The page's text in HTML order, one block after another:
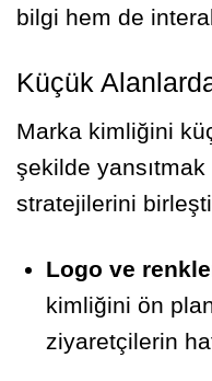
bilgi hem de
Küçük
Marka kimliğini
şekilde
stratejilerini
Logo ve
kimliğini ön
ziyaretçilerin